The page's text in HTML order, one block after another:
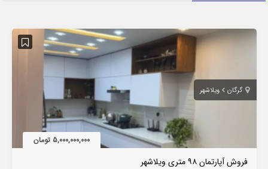
گرگان ویلاشهر
5,000,000,000 تومان
فروش آپارتمان ۹۸ متری ویلاشهر